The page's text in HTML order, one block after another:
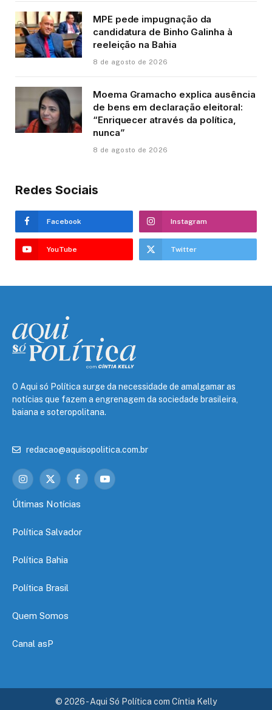
MPE pede impugnação da
candidatura de Binho Galinha à
reeleição na Bahia
8 de agosto de 2026
Moema Gramacho explica ausência
de bens em declaração eleitoral:
“Enriquecer através da política,
nunca”
8 de agosto de 2026
Redes Sociais
Facebook Instagram
YouTube Twitter
O Aqui só Política surge da necessidade de amalgamar as
notícias que fazem a engrenagem da sociedade brasileira,
baiana e soteropolitana.
redacao@aquisopolitica.com.br
Instagram
X
FacebookYouTube
Últimas Notícias
Política Salvador
Política Bahia
Política Brasil
Quem Somos
Canal asP
© 2026 - Aqui Só Política com Cíntia Kelly